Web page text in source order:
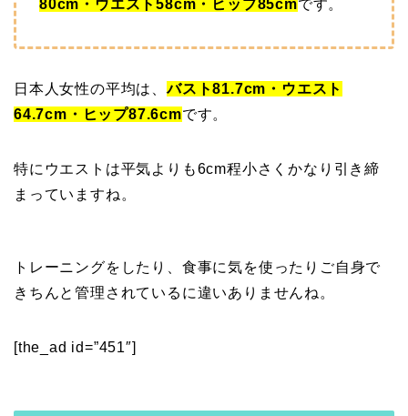
80cm・ ウエスト58cm・ヒップ85cmです。
日本人女性の平均は、バスト81.7cm・ウエスト
64.7cm・ヒップ87.6cmです。
特にウエストは平気よりも6cm程小さくかなり引き締
まっていますね。
トレーニングをしたり、食事に気を使ったりご自身で
きちんと管理されているに違いありませんね。
[the_ad id=”451″]